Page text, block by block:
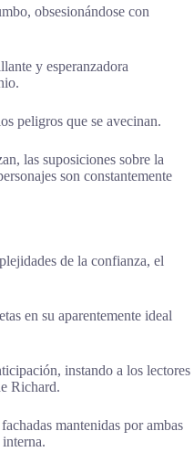
obsesionándose con
y esperanzadora
peligros que se avecinan.
las suposiciones sobre la
son constantemente
de la confianza, el
en su aparentemente ideal
instando a los lectores
Richard.
mantenidas por ambas